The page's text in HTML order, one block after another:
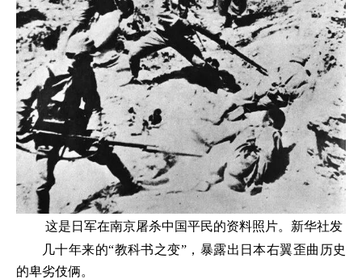
这是日军在南京屠杀中国平民的资料照片。新华社发
几十年来的“教科书之变”，暴露出日本右翼歪曲历史
的卑劣伎俩。